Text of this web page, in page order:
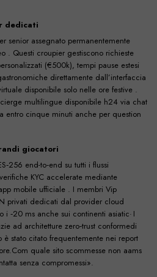
dedicati
senior assegnato permanentemente
. Questi croupier gestiscono richieste
(€500k), tempi pause estesi
direttamente dall’interfaccia
disponibile solo nelle ore festive .
multilingue disponibile h24 via chat
entro cinque minuti anche per question­​‏​​​‌‌​​​‏‏​​​​‏
giocatori
end-to‑end su tutti i flussi
KYC accelerate mediante
mobile ufficiale . I membri Vip
privati dedicati dal provider cloud
‑20 ms anche sui continenti asiatic· I
ad architetture zero‑trust conformedi
è stato citato frequentemente nei report
quale sito scommesse non aams
senza compromessi».